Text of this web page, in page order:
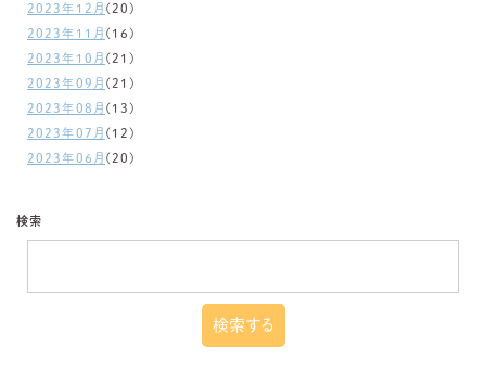
2023年12月 (20)
2023年11月 (16)
2023年10月 (21)
2023年09月 (21)
2023年08月 (13)
2023年07月 (12)
2023年06月 (20)
検索